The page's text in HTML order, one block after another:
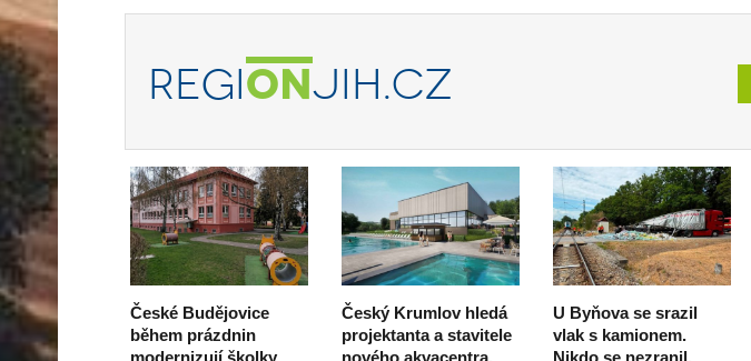
REGIONJIH.CZ
České Budějovice
během prázdnin
modernizují školky
Český Krumlov hledá
projektanta a stavitele
nového akvacentra.
U Byňova se srazil
vlak s kamionem.
Nikdo se nezranil,